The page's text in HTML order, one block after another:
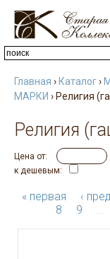
Главная › Каталог›
МАРКИ › Религия
Религия
Цена от:
к дешевым:
« первая ‹
8
9 …